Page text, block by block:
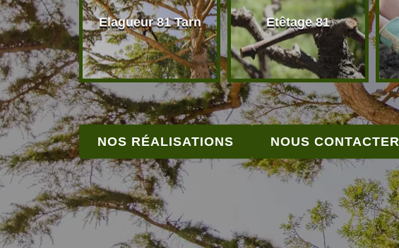
d'arbres
Elagueur 81 Tarn Etêtage 81
NOS RÉALISATIONS NOUS CONTACTER